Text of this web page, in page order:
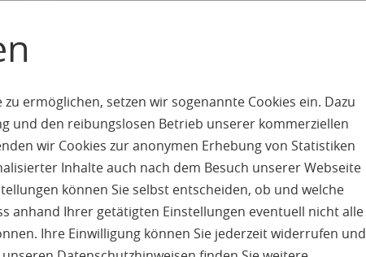
ermöglichen, setzen wir sogenannte Cookies ein. Dazu
und den reibungslosen Betrieb unserer kommerziellen
wir Cookies zur anonymen Erhebung von Statistiken
Inhalte auch nach dem Besuch unserer Webseite
können Sie selbst entscheiden, ob und welche
anhand Ihrer getätigten Einstellungen eventuell nicht alle
Ihre Einwilligung können Sie jederzeit widerrufen und